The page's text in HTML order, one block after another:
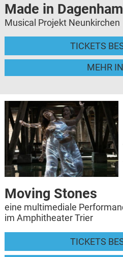
Made in
Musical Projekt Neunkirchen
TICKETS
MEHR
Moving Stones
eine multimediale
im Amphitheater Trier
TICKETS